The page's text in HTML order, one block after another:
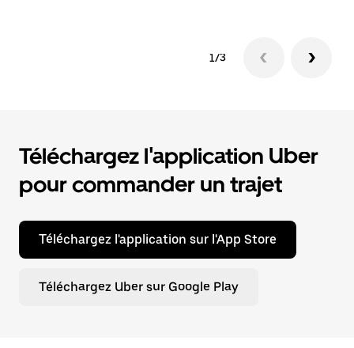
1/3
Téléchargez l'application Uber
pour commander un trajet
Téléchargez l'application sur l'App Store
Téléchargez Uber sur Google Play